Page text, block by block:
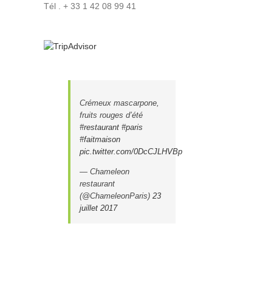
Tél . + 33 1 42 08 99 41
Crémeux mascarpone,
fruits rouges d’été
#restaurant #paris
#faitmaison
pic.twitter.com/0DcCJLHVBp
— Chameleon
restaurant
(@ChameleonParis) 23
juillet 2017